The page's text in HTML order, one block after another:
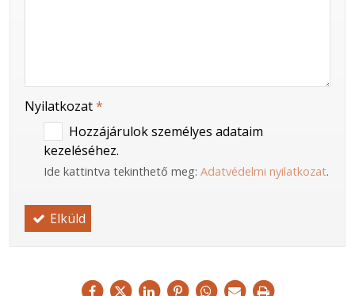
Nyilatkozat*
Hozzájárulok személyes adataim
kezeléséhez.
Ide kattintva tekinthető meg: Adatvédelmi nyilatkozat.
Elküld